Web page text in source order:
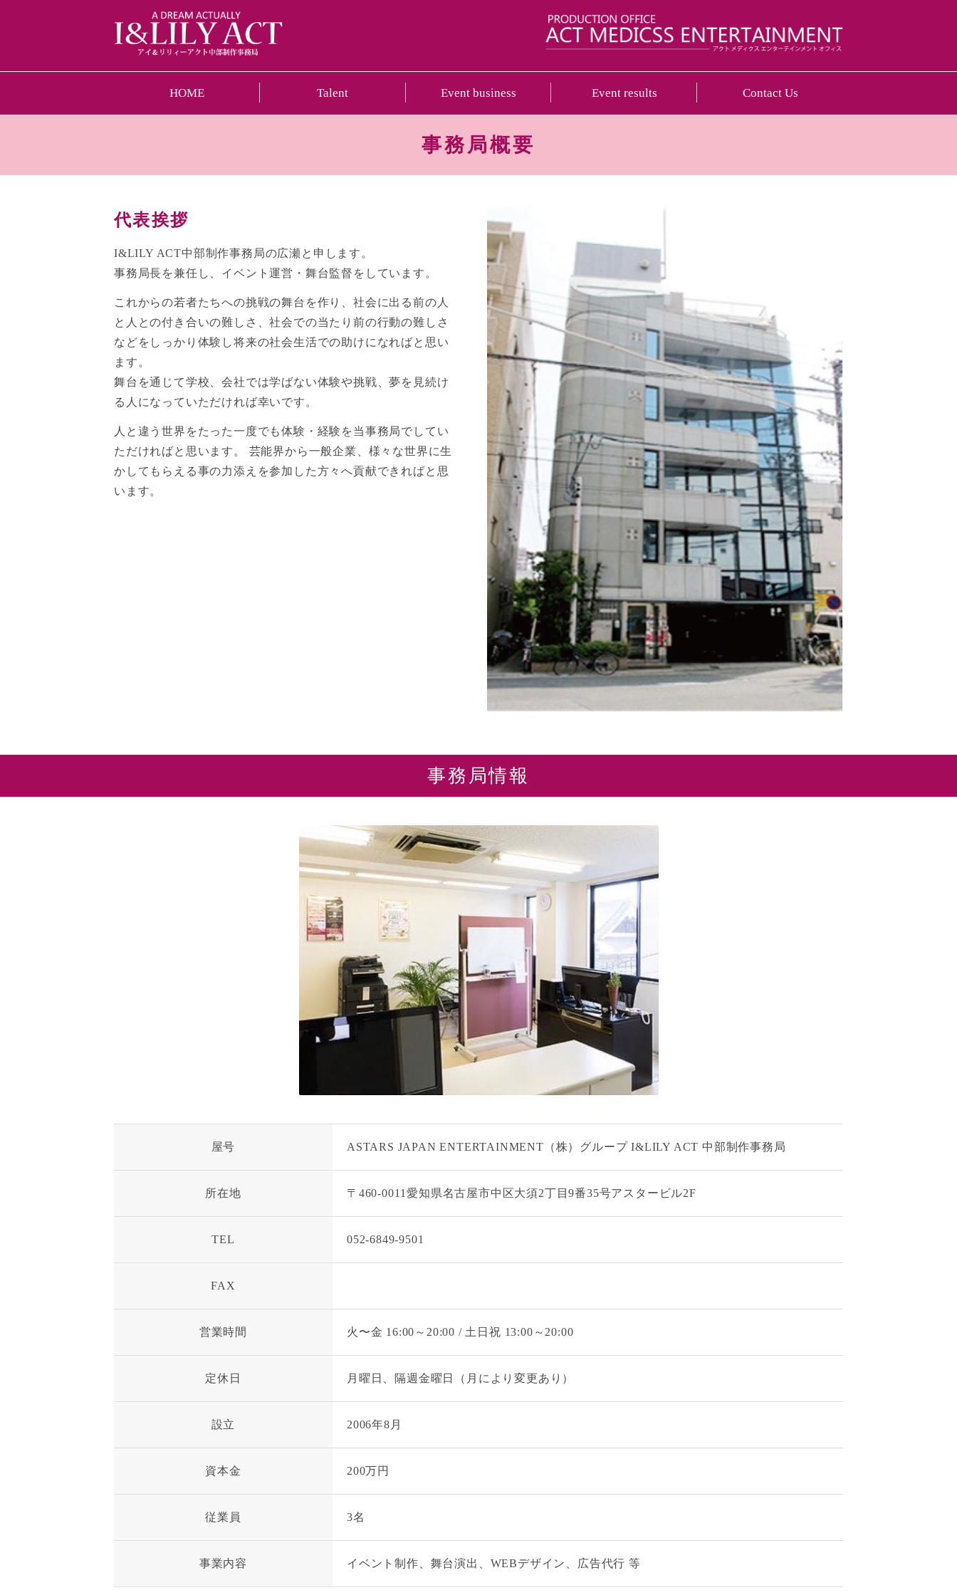
イベント制作・プロデュース｜I&LILY ACT中部制作事務局｜愛知県名
HOME Talent Event business Event results Contact Us
事務局概要
代表挨拶
I&LILY ACT中部制作事務局の広瀬と申します。
事務局長を兼任し、イベント運営・舞台監督をしています。
これからの若者たちへの挑戦の舞台を作り、社会に出る前の人
と人との付き合いの難しさ、社会での当たり前の行動の難しさ
などをしっかり体験し将来の社会生活での助けになればと思い
ます。
舞台を通じて学校、会社では学ばない体験や挑戦、夢を見続け
る人になっていただければ幸いです。
人と違う世界をたった一度でも体験・経験を当事務局でしてい
ただければと思います。 芸能界から一般企業、様々な世界に生
かしてもらえる事の力添えを参加した方々へ貢献できればと思
います。
事務局情報
屋号 ASTARS JAPAN ENTERTAINMENT（株）グループ I&LILY ACT 中部制作事務局
所在地 〒460-0011愛知県名古屋市中区大須2丁目9番35号アスタービル2F
TEL 052-6849-9501
FAX
営業時間 火〜金 16:00～20:00 / 土日祝 13:00～20:00
定休日 月曜日、隔週金曜日（月により変更あり）
設立 2006年8月
資本金 200万円
従業員 3名
事業内容 イベント制作、舞台演出、WEBデザイン、広告代行 等